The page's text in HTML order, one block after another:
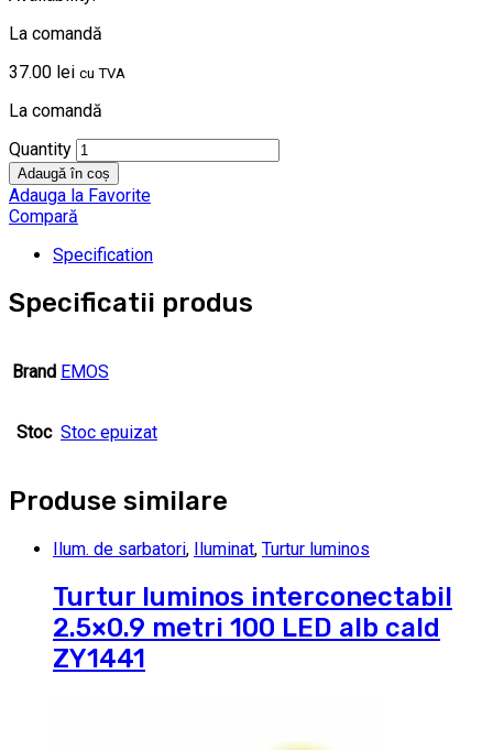
La comandă
37.00 lei cu TVA
La comandă
Quantity
Adaugă în coș
Adauga la Favorite
Compară
Specification
Specificatii produs
Brand EMOS
Stoc Stoc epuizat
Produse similare
Ilum. de sarbatori, Iluminat, Turtur luminos
Turtur luminos interconectabil
2.5×0.9 metri 100 LED alb cald
ZY1441